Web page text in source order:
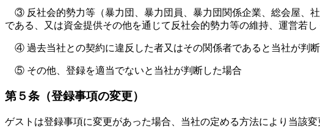
③ 反社会的勢力等（暴力団、暴力団員、暴力団関係企業、総会屋、
である、又は資金提供その他を通じて反社会的勢力等の維持、運営若
④ 過去当社との契約に違反した者又はその関係者であると当社が判
⑤ その他、登録を適当でないと当社が判断した場合
第５条（登録事項の変更）
ゲストは登録事項に変更があった場合、当社の定める方法により当該